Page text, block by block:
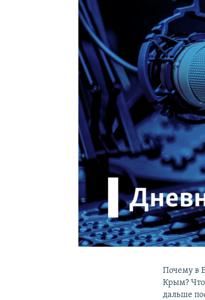
КРЫМ.НЕПОКОРЕННЫЙ
УКРАИНСКАЯ ПРОБЛЕМА КРЫМА
Почему в
Крым?
дальше